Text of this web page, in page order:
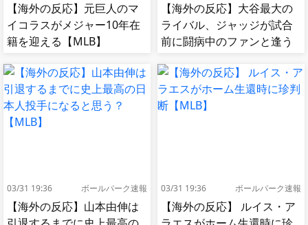
【海外の反応】元巨人のマ
イコラスがメジャー10年在
籍を迎える【MLB】
【海外の反応】大谷最大の
ライバル、ジャッジが試合
前に闘病中のファンと逢う
03/31 19:36 ボールパーク速報
【海外の反応】山本由伸は
03/31 19:36 ボールパーク速報
【海外の反応】 ルイス・ア